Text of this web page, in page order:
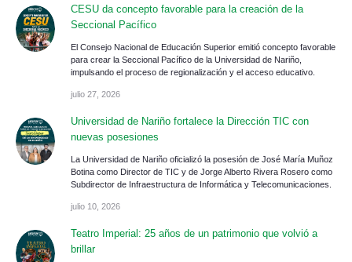
CESU da concepto favorable para la creación de la
Seccional Pacífico
El Consejo Nacional de Educación Superior emitió concepto favorable
para crear la Seccional Pacífico de la Universidad de Nariño,
impulsando el proceso de regionalización y el acceso educativo.
julio 27, 2026
Universidad de Nariño fortalece la Dirección TIC con
nuevas posesiones
La Universidad de Nariño oficializó la posesión de José María Muñoz
Botina como Director de TIC y de Jorge Alberto Rivera Rosero como
Subdirector de Infraestructura de Informática y Telecomunicaciones.
julio 10, 2026
Teatro Imperial: 25 años de un patrimonio que volvió a
brillar